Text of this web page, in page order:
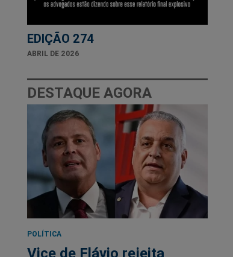
EDIÇÃO 274
ABRIL DE 2026
DESTAQUE AGORA
POLÍTICA
Vice de Flávio rejeita